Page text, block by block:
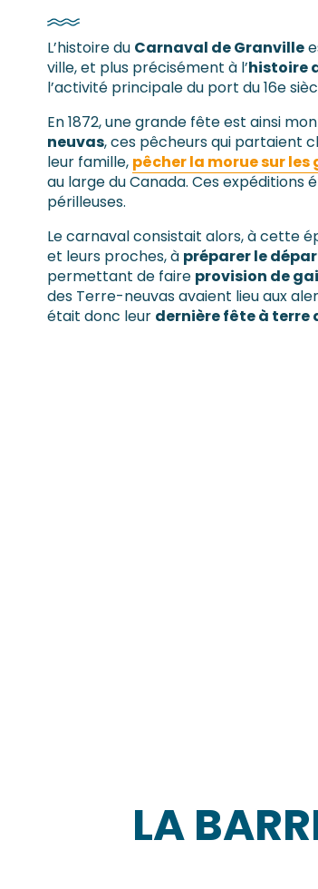
L’histoire du Carnaval de Granville
ville, et plus précisément à l’histoire
l’activité principale du port du 16e
En 1872, une grande fête est ainsi
neuvas, ces pêcheurs qui partaient
leur famille, pêcher la morue sur
au large du Canada. Ces expéditions
périlleuses.
Le carnaval consistait alors, à cette
et leurs proches, à préparer le
permettant de faire provision de
des Terre-neuvas avaient lieu aux
était donc leur dernière fête à terre
LA